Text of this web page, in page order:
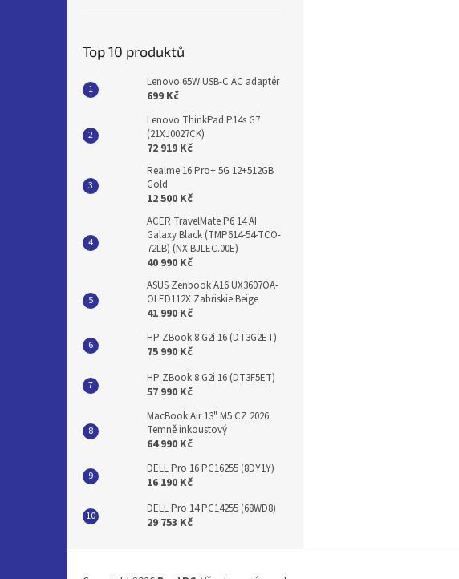
Top 10 produktů
Lenovo 65W USB-C AC adaptér
699 Kč
Lenovo ThinkPad P14s G7
(21XJ0027CK)
72 919 Kč
Realme 16 Pro+ 5G 12+512GB
Gold
12 500 Kč
ACER TravelMate P6 14 AI
Galaxy Black (TMP614-54-TCO-
72LB) (NX.BJLEC.00E)
40 990 Kč
ASUS Zenbook A16 UX3607OA-
OLED112X Zabriskie Beige
41 990 Kč
HP ZBook 8 G2i 16 (DT3G2ET)
75 990 Kč
HP ZBook 8 G2i 16 (DT3F5ET)
57 990 Kč
MacBook Air 13" M5 CZ 2026
Temně inkoustový
64 990 Kč
DELL Pro 16 PC16255 (8DY1Y)
16 190 Kč
DELL Pro 14 PC14255 (68WD8)
29 753 Kč